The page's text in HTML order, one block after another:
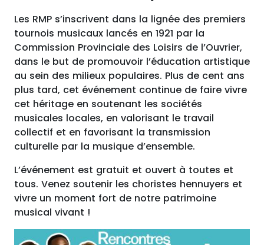
Les RMP s’inscrivent dans la lignée des premiers
tournois musicaux lancés en 1921 par la
Commission Provinciale des Loisirs de l’Ouvrier,
dans le but de promouvoir l’éducation artistique
au sein des milieux populaires. Plus de cent ans
plus tard, cet événement continue de faire vivre
cet héritage en soutenant les sociétés
musicales locales, en valorisant le travail
collectif et en favorisant la transmission
culturelle par la musique d’ensemble.
L’événement est gratuit et ouvert à toutes et
tous. Venez soutenir les choristes hennuyers et
vivre un moment fort de notre patrimoine
musical vivant !